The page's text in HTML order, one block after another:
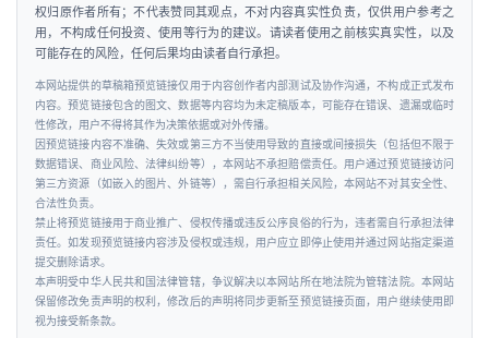
权归原作者所有；不代表赞同其观点，不对内容真实性负责，仅供用户参考之
用，不构成任何投资、使用等行为的建议。请读者使用之前核实真实性，以及
可能存在的风险，任何后果均由读者自行承担。
本网站提供的草稿箱预览链接仅用于内容创作者内部测试及协作沟通，不构成正式发布
内容。预览链接包含的图文、数据等内容均为未定稿版本，可能存在错误、遗漏或临时
性修改，用户不得将其作为决策依据或对外传播。
因预览链接内容不准确、失效或第三方不当使用导致的直接或间接损失（包括但不限于
数据错误、商业风险、法律纠纷等），本网站不承担赔偿责任。用户通过预览链接访问
第三方资源（如嵌入的图片、外链等），需自行承担相关风险，本网站不对其安全性、
合法性负责。
禁止将预览链接用于商业推广、侵权传播或违反公序良俗的行为，违者需自行承担法律
责任。如发现预览链接内容涉及侵权或违规，用户应立即停止使用并通过网站指定渠道
提交删除请求。
本声明受中华人民共和国法律管辖，争议解决以本网站所在地法院为管辖法院。本网站
保留修改免责声明的权利，修改后的声明将同步更新至预览链接页面，用户继续使用即
视为接受新条款。